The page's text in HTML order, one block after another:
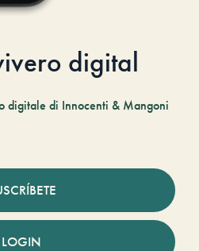
digital
digitale di Innocenti & Mangoni
LOGIN